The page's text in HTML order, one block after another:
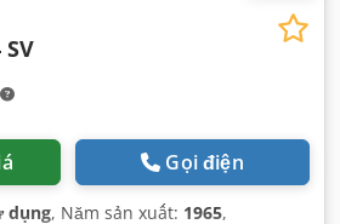
SV
Gọi điện
dụng, Năm sản xuất: 1965,